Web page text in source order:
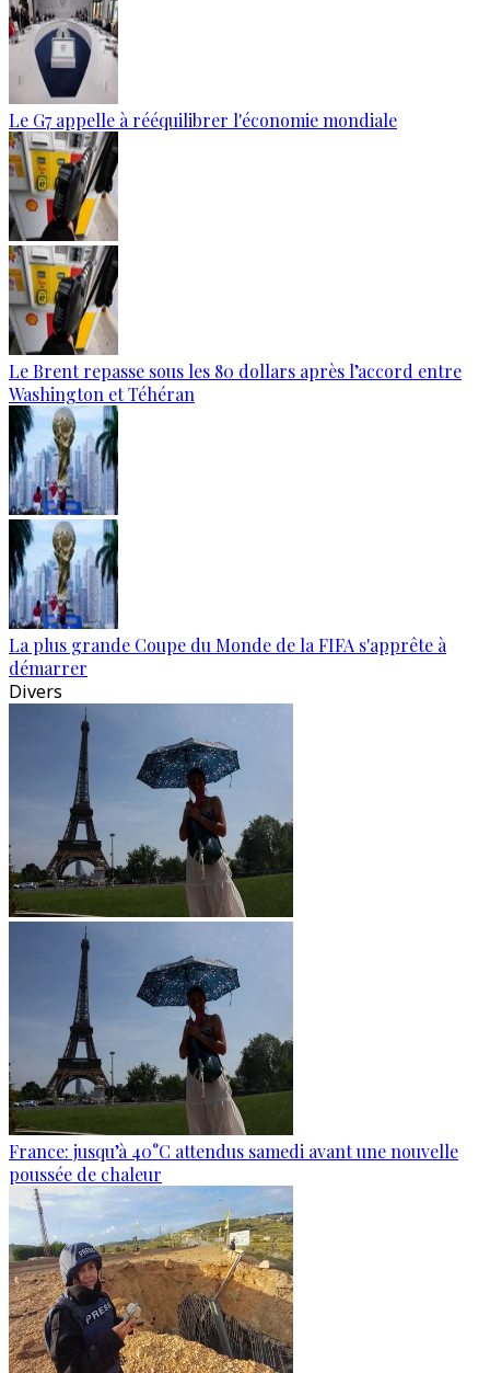
Le G7 appelle à rééquilibrer l'économie mondiale
Le Brent repasse sous les 80 dollars après l’accord entre
Washington et Téhéran
La plus grande Coupe du Monde de la FIFA s'apprête à
démarrer
Divers
France: jusqu’à 40°C attendus samedi avant une nouvelle
poussée de chaleur